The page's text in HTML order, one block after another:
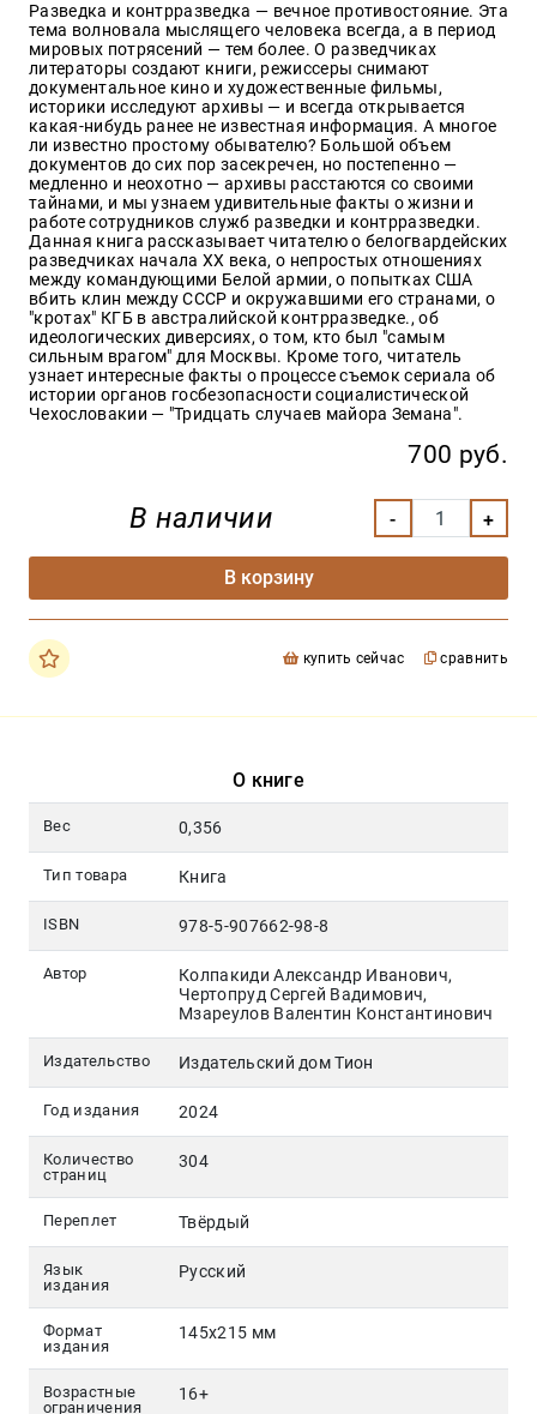
Разведка и контрразведка — вечное противостояние. Эта
тема волновала мыслящего человека всегда, а в период
мировых потрясений — тем более. О разведчиках
литераторы создают книги, режиссеры снимают
документальное кино и художественные фильмы,
историки исследуют архивы — и всегда открывается
какая-нибудь ранее не известная информация. А многое
ли известно простому обывателю? Большой объем
документов до сих пор засекречен, но постепенно —
медленно и неохотно — архивы расстаются со своими
тайнами, и мы узнаем удивительные факты о жизни и
работе сотрудников служб разведки и контрразведки.
Данная книга рассказывает читателю о белогвардейских
разведчиках начала ХХ века, о непростых отношениях
между командующими Белой армии, о попытках США
вбить клин между СССР и окружавшими его странами, о
"кротах" КГБ в австралийской контрразведке., об
идеологических диверсиях, о том, кто был "самым
сильным врагом" для Москвы. Кроме того, читатель
узнает интересные факты о процессе съемок сериала об
истории органов госбезопасности социалистической
Чехословакии — "Тридцать случаев майора Земана".
700 руб.
В наличии
В корзину
купить сейчас сравнить
О книге
Вес 0,356
Тип товара Книга
ISBN 978-5-907662-98-8
Автор
Колпакиди Александр Иванович,
Чертопруд Сергей Вадимович,
Мзареулов Валентин Константинович
Издательство Издательский дом Тион
Год издания 2024
Количество
страниц
304
Переплет Твёрдый
Язык
издания
Русский
Формат
издания
145х215 мм
Возрастные
ограничения
16+
Авторам
Контакты
Мероприятия
+7(499)
350-17-
79
Москва
pochta@den-
magazin.ru